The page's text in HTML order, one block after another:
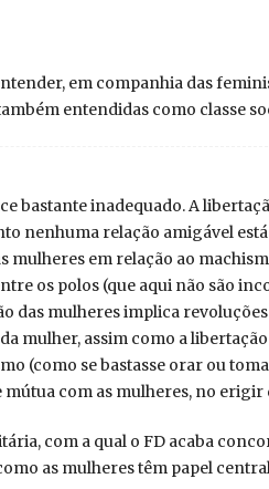
em companhia das
entendidas como classe
bastante inadequado. A
nenhuma relação amigável
mulheres em relação ao
os polos (que aqui não são
das mulheres implica
mulher, assim como a
(como se bastasse orar ou
com as mulheres, no erigir
com a qual o FD acaba
as mulheres têm papel